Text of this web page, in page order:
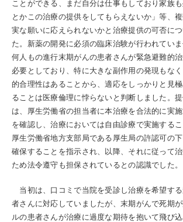
ことができる、まだ自分は仕事もしており家族
とかこの治療の提供をしてもらえないか」等、
実な願いに応えられないかと治療提供の可否に
た。新薬の開発に必須の臨床治験が行われてい
何人もの進行末期がんの患者さんが緊急避難的
必要としており、特に大きな副作用の発現もな
的合理性はあることから、適応をしっかりと見
ることは医療倫理に悖らないと判断しました。
は、厚生労働省の担当者に本治療を合法的に実
を確認し、治療においては自由診療で実施する
厚生労働省地方支部局である厚生局の許認可の
確保することを指示され、以降、それに従って
ため法令遵守も担保されているとの認識でした。
当初は、口コミで当院を受診し治療を希望す
者さんに対応していましたが、末期がんで死期
ルの患者さんが治療に過度な期待を抱いて飛び